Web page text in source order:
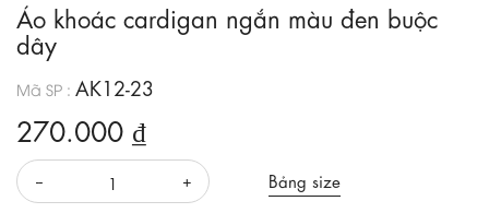
Áo khoác cardigan ngắn màu đen buộc
dây
Mã SP : AK12-23
270.000 ₫
Bảng size